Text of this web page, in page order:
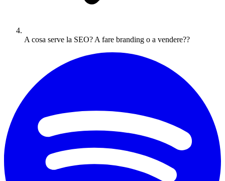
A cosa serve la SEO? A fare branding o a vendere??